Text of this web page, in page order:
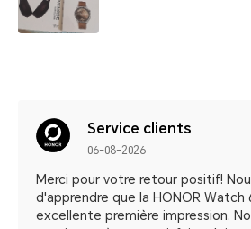
Service clients
06-08-2026
Merci pour votre retour positif!
d'apprendre que la HONOR Watch
excellente première impression.